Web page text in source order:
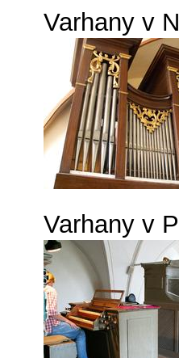
Varhany v
Varhany v